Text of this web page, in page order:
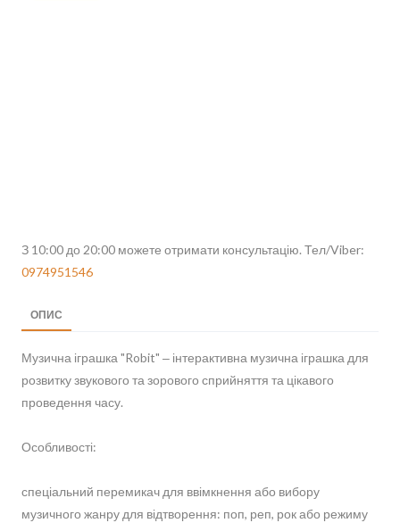
З 10:00 до 20:00 можете отримати консультацію. Тел/Viber:
0974951546
ОПИС
Музична іграшка "Robit" ‒ інтерактивна музична іграшка для
розвитку звукового та зорового сприйняття та цікавого
проведення часу.
Особливості:
спеціальний перемикач для ввімкнення або вибору
музичного жанру для відтворення: поп, реп, рок або режиму